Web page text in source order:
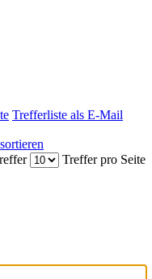
Trefferliste als E-Mail
Treffer pro Seite